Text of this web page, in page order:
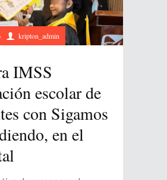
kripton_admin
IMSS
escolar de
con Sigamos
en el